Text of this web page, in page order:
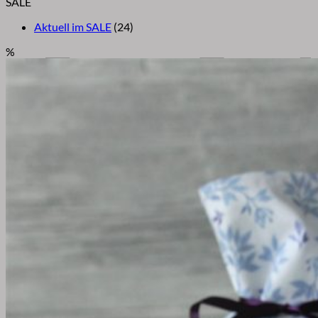
Aktuell im SALE (24)
%